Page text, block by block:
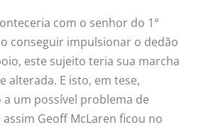
com o senhor do 1°
conseguir impulsionar o dedão
este sujeito teria sua marcha
alterada. E isto, em tese,
um possível problema de
Geoff McLaren ficou no